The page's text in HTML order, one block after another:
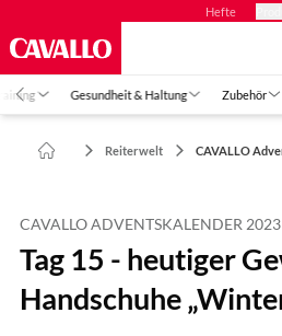
Hefte
Gesundheit & Haltung Zubehör
Reiterwelt CAVALLO
CAVALLO ADVENTSKALENDER 2023
Tag 15 - heutiger
Handschuhe